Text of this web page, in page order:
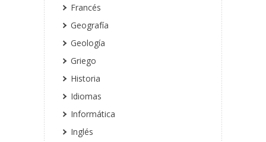
Francés
Geografía
Geología
Griego
Historia
Idiomas
Informática
Inglés